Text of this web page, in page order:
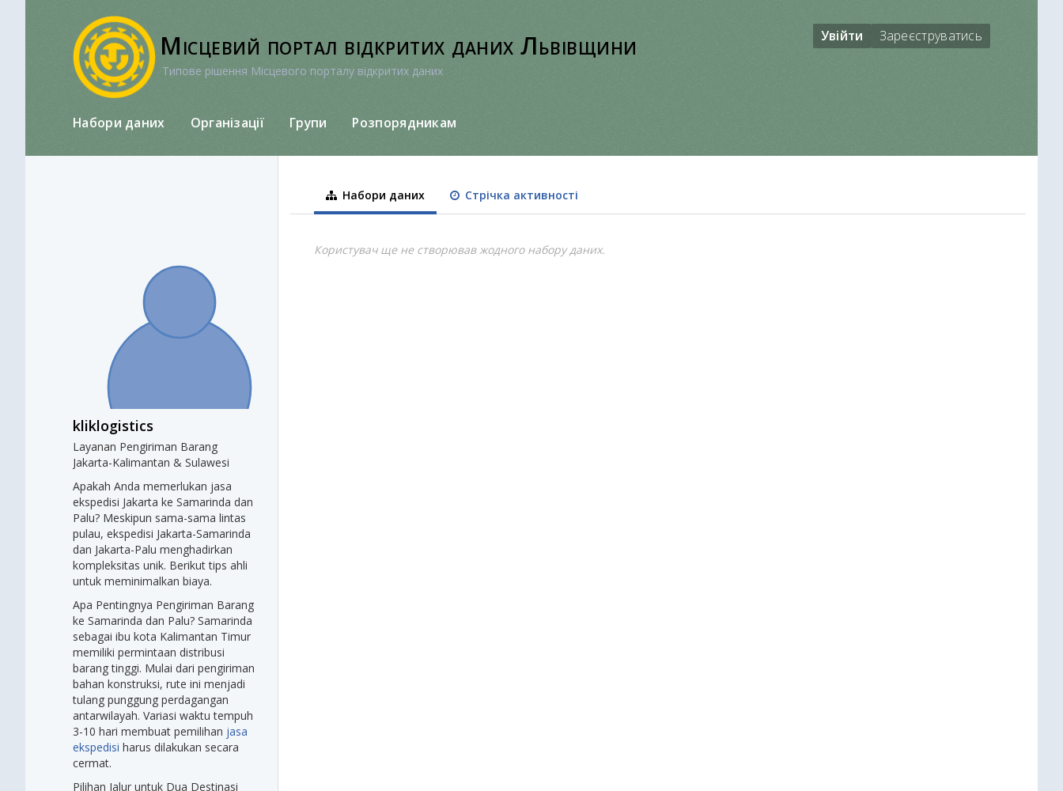
Місцевий портал відкритих даних Львівщини
Типове рішення Місцевого порталу відкритих даних
Увійти Зареєструватись
Набори даних Організації Групи Розпорядникам
kliklogistics
Layanan Pengiriman Barang
Jakarta-Kalimantan & Sulawesi
Apakah Anda memerlukan jasa
ekspedisi Jakarta ke Samarinda dan
Palu? Meskipun sama-sama lintas
pulau, ekspedisi Jakarta-Samarinda
dan Jakarta-Palu menghadirkan
kompleksitas unik. Berikut tips ahli
untuk meminimalkan biaya.
Apa Pentingnya Pengiriman Barang
ke Samarinda dan Palu? Samarinda
sebagai ibu kota Kalimantan Timur
memiliki permintaan distribusi
barang tinggi. Mulai dari pengiriman
bahan konstruksi, rute ini menjadi
tulang punggung perdagangan
antarwilayah. Variasi waktu tempuh
3-10 hari membuat pemilihan jasa
ekspedisi harus dilakukan secara
cermat.
Pilihan Jalur untuk Dua Destinasi
Набори даних Стрічка активності
Користувач ще не створював жодного набору даних.